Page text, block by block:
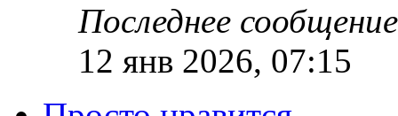
Последнее
12 янв 2026, 07:15